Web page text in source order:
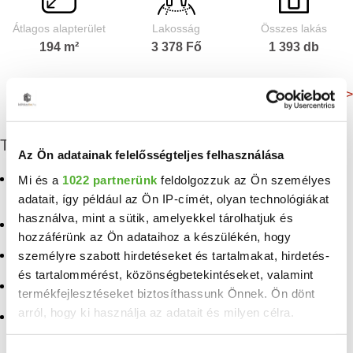
Az Ön adatainak felelősségteljes felhasználása
Mi és a 1022 partnerünk feldolgozzuk az Ön személyes
adatait, így például az Ön IP-címét, olyan technológiákat
használva, mint a sütik, amelyekkel tárolhatjuk és
hozzáférünk az Ön adataihoz a készülékén, hogy
személyre szabott hirdetéseket és tartalmakat, hirdetés-
és tartalommérést, közönségbetekintéseket, valamint
termékfejlesztéseket biztosíthassunk Önnek. Ön dönt
arról, hogy ki használja az adatait és milyen célra.
Átlagos alapterület
194 m²
Lakosság
3 378 Fő
Összes lakás
1 393 db
Még több adat >
További eladó ingatlanok
Eladó családi ház
Délegyháza
Eladó ikerház Délegyháza
Eladó sorház Délegyháza
Eladó ház Délegyháza
Eladó ingatlan
Pilisszentkereszt
Eladó ingatlan Abony
Eladó ingatlan Nagykőrös
Eladó ingatlan Taksony
Eladó ingatlan
Galgamácsa
Eladó ingatlan
Pilisszentlászló